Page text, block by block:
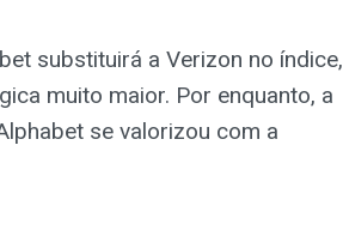
substituirá a Verizon no índice,
muito maior. Por enquanto, a
se valorizou com a